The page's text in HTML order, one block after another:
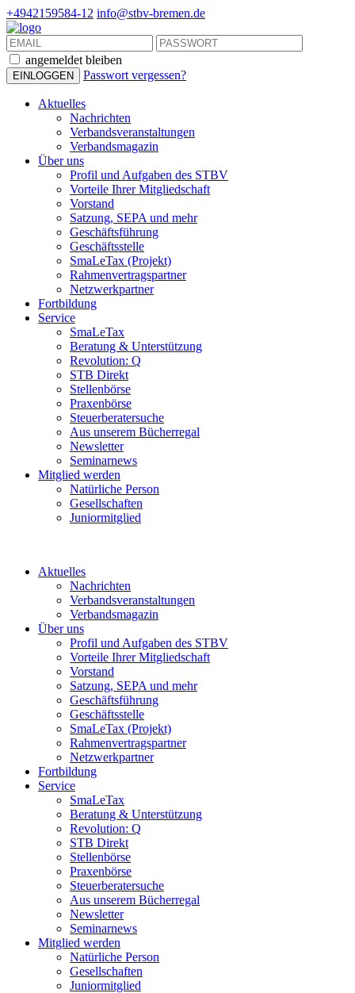
+4942159584-12 info@stbv-bremen.de
angemeldet bleiben
Passwort vergessen?
Aktuelles
Nachrichten
Verbandsveranstaltungen
Verbandsmagazin
Über uns
Profil und Aufgaben des STBV
Vorteile Ihrer Mitgliedschaft
Vorstand
Satzung, SEPA und mehr
Geschäftsführung
Geschäftsstelle
SmaLeTax (Projekt)
Rahmenvertragspartner
Netzwerkpartner
Fortbildung
Service
SmaLeTax
Beratung & Unterstützung
Revolution: Q
STB Direkt
Stellenbörse
Praxenbörse
Steuerberatersuche
Aus unserem Bücherregal
Newsletter
Seminarnews
Mitglied werden
Natürliche Person
Gesellschaften
Juniormitglied
Aktuelles
Nachrichten
Verbandsveranstaltungen
Verbandsmagazin
Über uns
Profil und Aufgaben des STBV
Vorteile Ihrer Mitgliedschaft
Vorstand
Satzung, SEPA und mehr
Geschäftsführung
Geschäftsstelle
SmaLeTax (Projekt)
Rahmenvertragspartner
Netzwerkpartner
Fortbildung
Service
SmaLeTax
Beratung & Unterstützung
Revolution: Q
STB Direkt
Stellenbörse
Praxenbörse
Steuerberatersuche
Aus unserem Bücherregal
Newsletter
Seminarnews
Mitglied werden
Natürliche Person
Gesellschaften
Juniormitglied